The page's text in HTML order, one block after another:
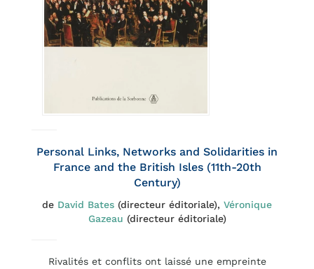
Personal Links, Networks and Solidarities in
France and the British Isles (11th-20th
Century)
de David Bates (directeur éditoriale), Véronique
Gazeau (directeur éditoriale)
Rivalités et conflits ont laissé une empreinte